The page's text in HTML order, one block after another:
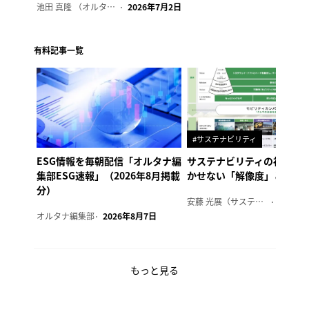
池田 真隆 （オルタナ輪番編集長） 2026年7月2日
有料記事一覧
ESG情報を毎朝配信「オルタナ編
集部ESG速報」（2026年8月掲載
分）
オルタナ編集部 2026年8月7日
#サステナビリティ
サステナビリティの社内浸
かせない「解像度」とは
安藤 光展（サステナビリティ・コンサルタント）
もっと見る